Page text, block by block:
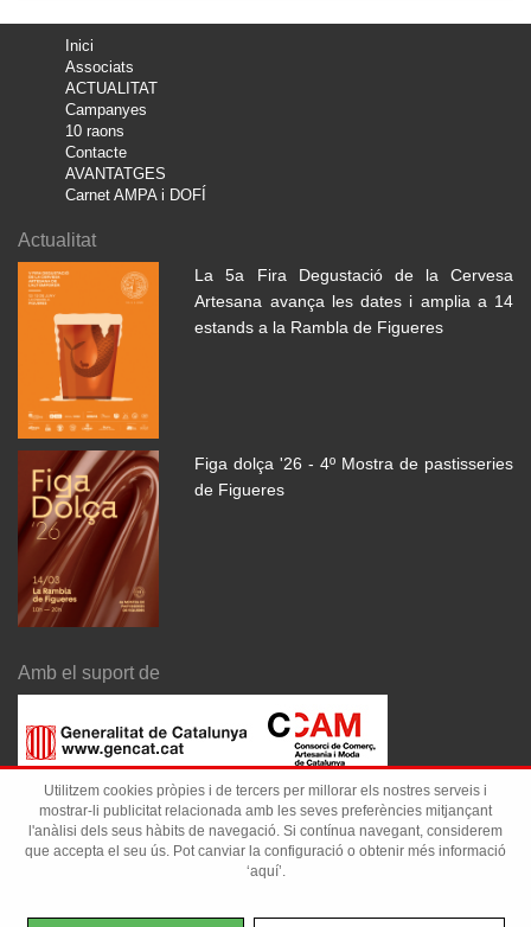
Inici
Associats
ACTUALITAT
Campanyes
10 raons
Contacte
AVANTATGES
Carnet AMPA i DOFÍ
Actualitat
La 5a Fira Degustació de la Cervesa
Artesana avança les dates i amplia a 14
estands a la Rambla de Figueres
Figa dolça '26 - 4º Mostra de pastisseries
de Figueres
Amb el suport de
Utilitzem cookies pròpies i de tercers per millorar els nostres serveis i
mostrar-li publicitat relacionada amb les seves preferències mitjançant
l'anàlisi dels seus hàbits de navegació. Si contínua navegant, considerem
que accepta el seu ús. Pot canviar la configuració o obtenir més informació
‘aquí’.